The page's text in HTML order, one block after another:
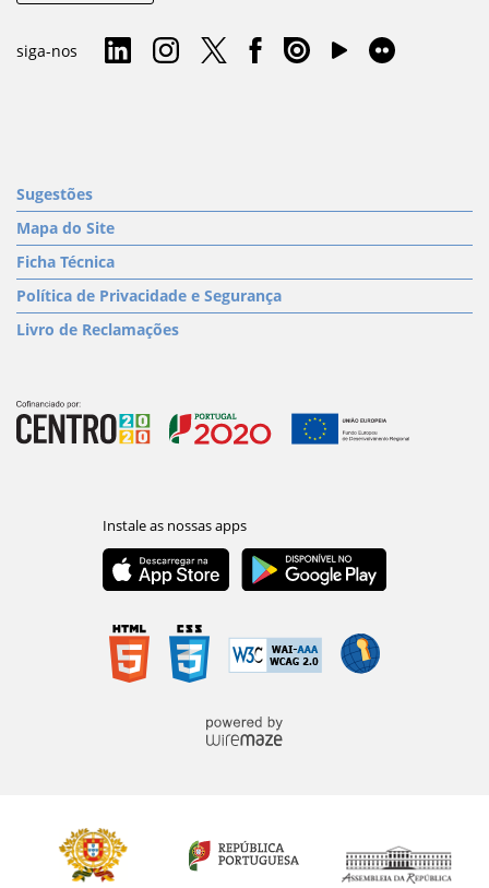
siga-nos
Sugestões
Mapa do Site
Ficha Técnica
Política de Privacidade e Segurança
Livro de Reclamações